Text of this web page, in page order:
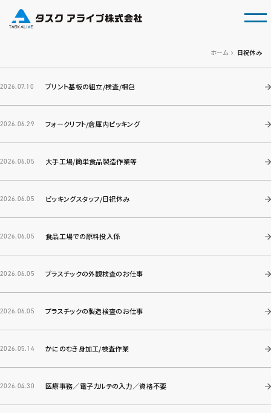
ホーム 日祝休み
2026.07.10 プリント基板の組立/検査/梱包
2026.06.29 フォークリフト/倉庫内ピッキング
2026.06.05 大手工場/簡単食品製造作業等
2026.06.05 ピッキングスタッフ/日祝休み
2026.06.05 食品工場での原料投入係
2026.06.05 プラスチックの外観検査のお仕事
2026.06.05 プラスチックの製造検査のお仕事
2026.05.14 かにのむき身加工/検査作業
2026.04.30 医療事務／電子カルテの入力／資格不要